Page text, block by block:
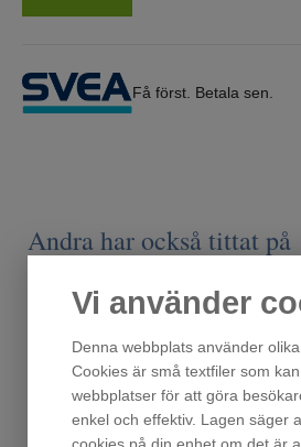
Vi använder
Denna webbplats använder
Cookies är små textfiler som
webbplatser för att göra
enkel och effektiv. Lagen säger
cookies på din enhet om det är
Få först. Betala sen.
Andra har också tittat på